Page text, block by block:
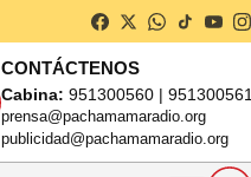
CONTÁCTENOS
Cabina: 951300560 | 951300561
prensa@pachamamaradio.org
publicidad@pachamamaradio.org